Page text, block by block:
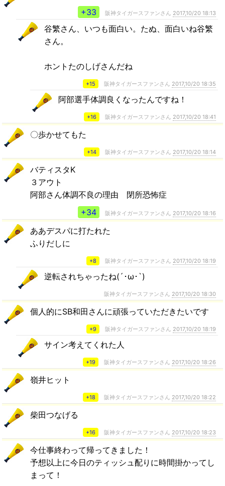
+33
阪神タイガースファンさん 2017,10/20 18:13
谷繁さん、いつも面白い。たぬ、面白いね谷繁
さん。
ホントたのしげさんだね
+15 阪神タイガースファンさん 2017,10/20 18:35
阿部選手体調良くなったんですね！
+16 阪神タイガースファンさん 2017,10/20 18:41
〇歩かせてもた
+14 阪神タイガースファンさん 2017,10/20 18:14
バティスタK
３アウト
阿部さん体調不良の理由 閉所恐怖症
+34
阪神タイガースファンさん 2017,10/20 18:16
ああデスパに打たれた
ふりだしに
+8 阪神タイガースファンさん 2017,10/20 18:19
逆転されちゃったね(´･ω･`)
阪神タイガースファンさん 2017,10/20 18:30
個人的にSB和田さんに頑張っていただきたいです
+9 阪神タイガースファンさん 2017,10/20 18:19
サイン考えてくれた人
+19 阪神タイガースファンさん 2017,10/20 18:26
嶺井ヒット
+18 阪神タイガースファンさん 2017,10/20 18:22
柴田つなげる
+16 阪神タイガースファンさん 2017,10/20 18:23
今仕事終わって帰ってきました！
予想以上に今日のティッシュ配りに時間掛かってし
まって！